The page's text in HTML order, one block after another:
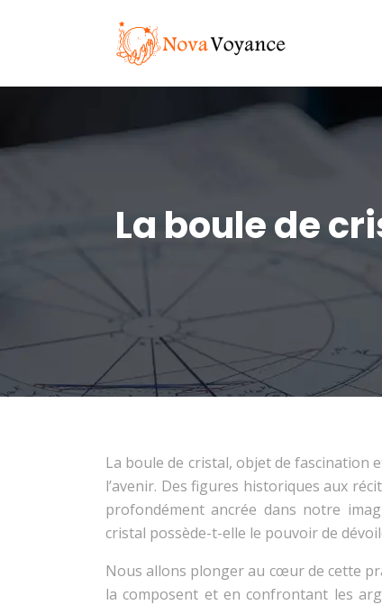
La boule de
La boule de cristal, objet de fascination
l’avenir. Des figures historiques aux
profondément ancrée dans notre
cristal possède-t-elle le pouvoir de
Nous allons plonger au cœur de cette
la composent et en confrontant les